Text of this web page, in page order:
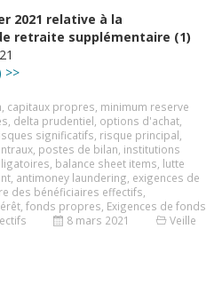
2021 relative à la
retraite supplémentaire (1)
>>
capitaux propres minimum reserve
delta prudentiel options d'achat
significatifs risque principal
postes de bilan institutions
balance sheet items lutte
antimoney laundering exigences de
des bénéficiaires effectifs
fonds propres Exigences de fonds
8 mars 2021
Veille